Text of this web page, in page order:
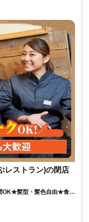
レストラン)の閉店
OK★髪型・髪色自由★食事